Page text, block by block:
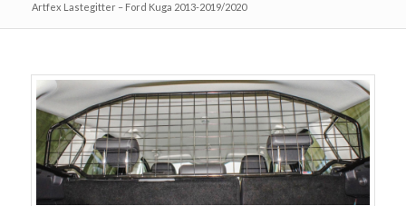
Artfex Lastegitter – Ford Kuga 2013-2019/2020